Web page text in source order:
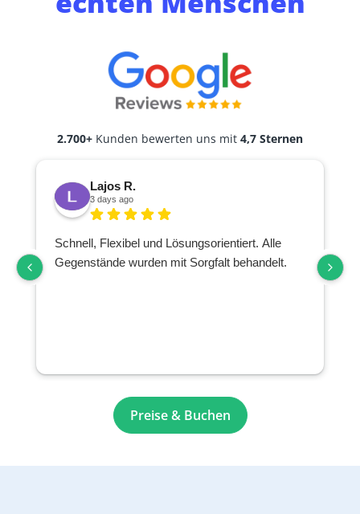
2.700+ Kunden bewerten uns mit 4,7 Sternen
Lajos R.
3 days ago
Schnell, Flexibel und Lösungsorientiert. Alle
Gegenstände wurden mit Sorgfalt behandelt.
Preise & Buchen